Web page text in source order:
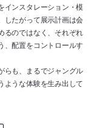
インスタレーション・模
したがって展示計画は会
るのではなく、それぞれ
、配置をコントロールす
らも、まるでジャングル
ような体験を生み出して